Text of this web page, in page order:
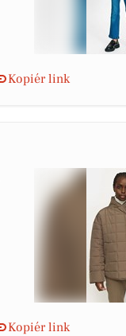
Kopiér link
Kopiér link